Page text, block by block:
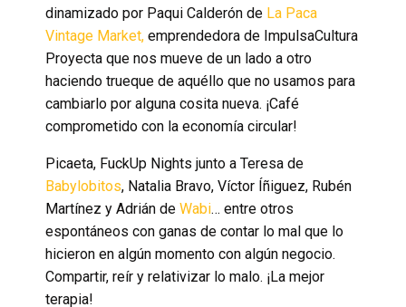
dinamizado por Paqui Calderón de La Paca
Vintage Market, emprendedora de ImpulsaCultura
Proyecta que nos mueve de un lado a otro
haciendo trueque de aquéllo que no usamos para
cambiarlo por alguna cosita nueva. ¡Café
comprometido con la economía circular!
Picaeta, FuckUp Nights junto a Teresa de
Babylobitos, Natalia Bravo, Víctor Íñiguez, Rubén
Martínez y Adrián de Wabi… entre otros
espontáneos con ganas de contar lo mal que lo
hicieron en algún momento con algún negocio.
Compartir, reír y relativizar lo malo. ¡La mejor
terapia!